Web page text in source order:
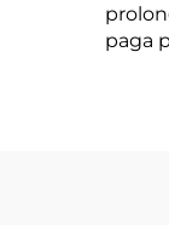
paga